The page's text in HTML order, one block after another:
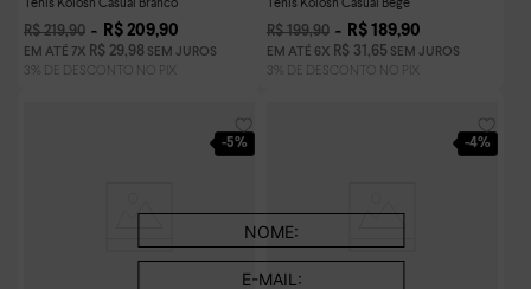
R$ 219,90 R$ 209,90
EM ATÉ 7X R$ 29,98 SEM JUROS
R$ 199,90 R$ 189,90
EM ATÉ 6X R$ 31 ,65 SEM JUROS
-5% -4%